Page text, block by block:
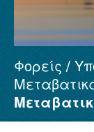
Σύνολα
Φορείς
Ομάδες
Φορείς